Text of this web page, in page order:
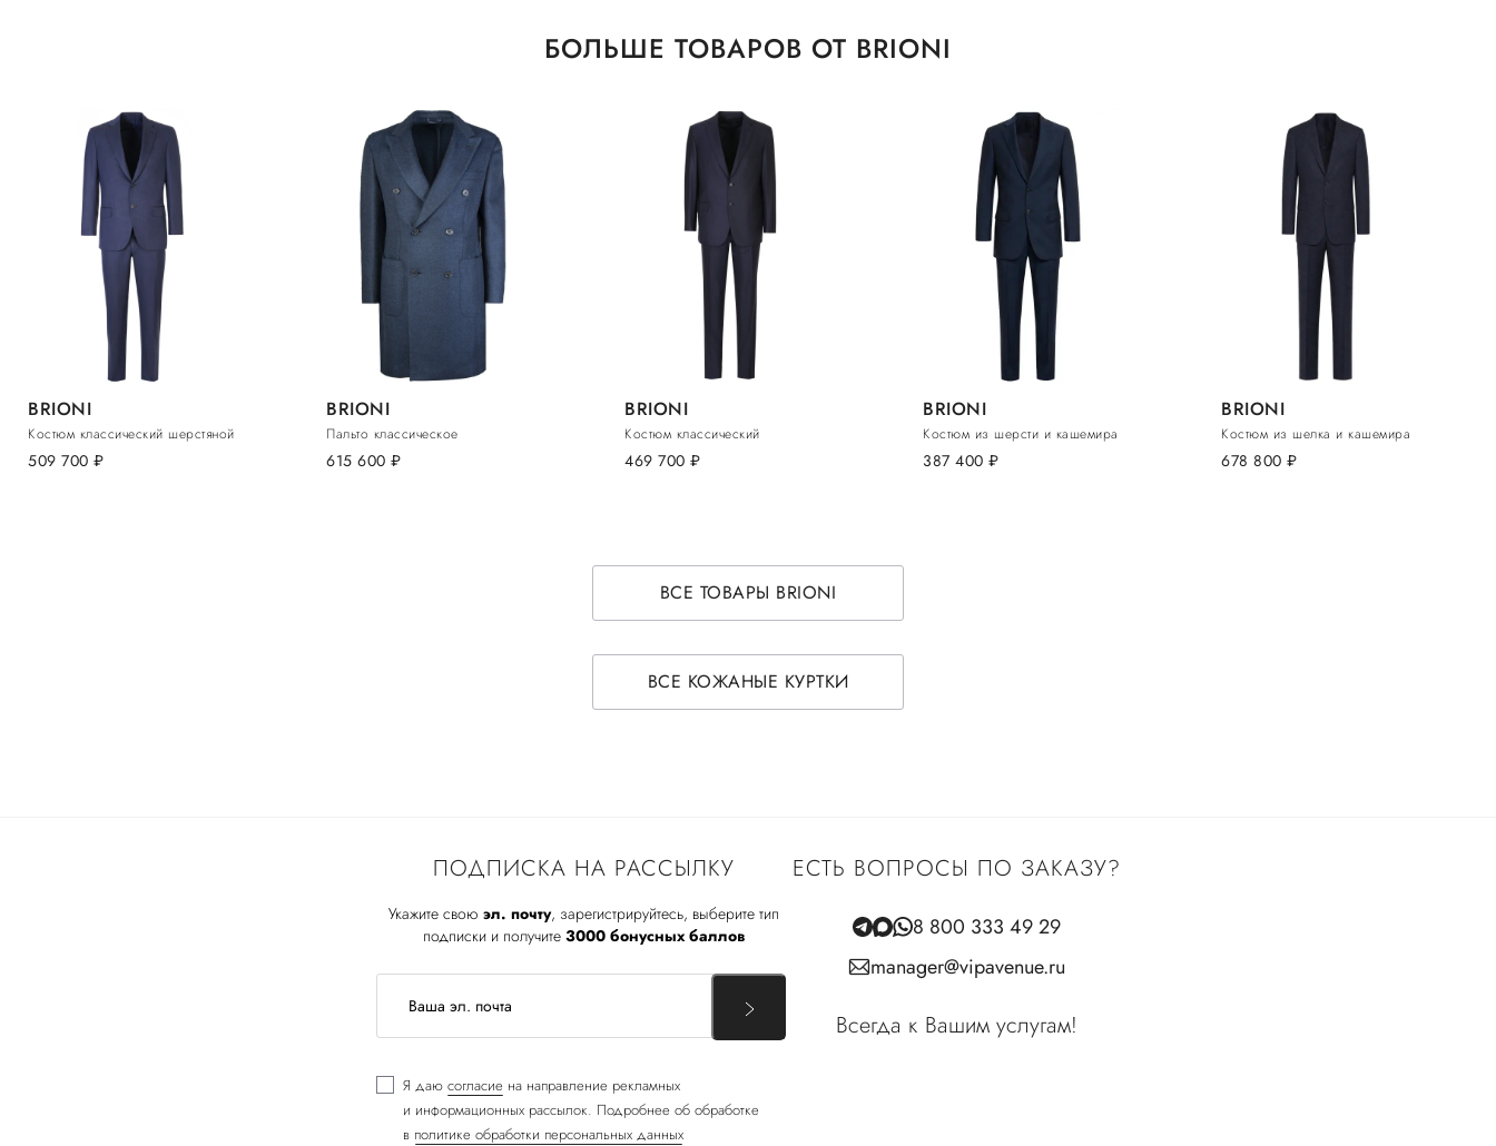
БОЛЬШЕ ТОВАРОВ ОТ BRIONI
BRIONI
Костюм классический шерстяной
509 700 руб.
BRIONI
Пальто классическое
615 600 руб.
BRIONI
Костюм классический
469 700 руб.
BRIONI
Костюм из шерсти и кашемира
387 400 руб.
BRIONI
Костюм из шелка и кашемира
678 800 руб.
ВСЕ ТОВАРЫ BRIONI
ВСЕ КОЖАНЫЕ КУРТКИ
ПОДПИСКА НА РАССЫЛКУ
Укажите свою эл. почту, зарегистрируйтесь, выберите тип
подписки и получите 3000 бонусных баллов
Я даю согласие на направление рекламных
и информационных рассылок. Подробнее об обработке
в политике обработки персональных данных
ЕСТЬ ВОПРОСЫ ПО ЗАКАЗУ?
8 800 333 49 29
manager@vipavenue.ru
Всегда к Вашим услугам!